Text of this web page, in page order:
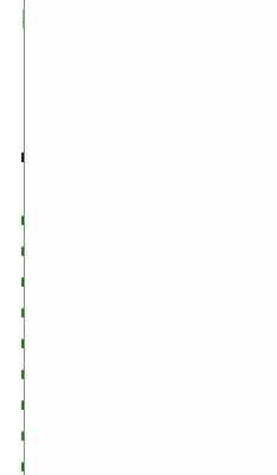
Гусев, Валерий
Д
Давыдычев, Лев
Даль, Роальд
Данько, Елена
Даррелл, Джеральд
Дельвиг, Антонина
Демыкина, Галина
Дефо, Даниэль
Джейкс, Брайан
Джонс, Диана Уинн